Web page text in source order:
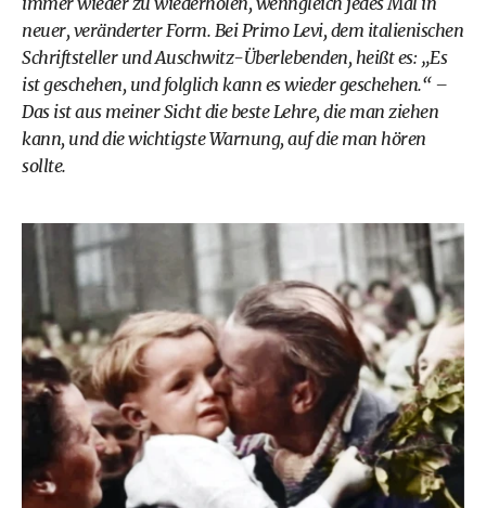
neuer, veränderter Form. Bei Primo Levi, dem italienischen
Schriftsteller und Auschwitz-Überlebenden, heißt es: „Es
ist geschehen, und folglich kann es wieder geschehen.“ –
Das ist aus meiner Sicht die beste Lehre, die man ziehen
kann, und die wichtigste Warnung, auf die man hören
sollte.